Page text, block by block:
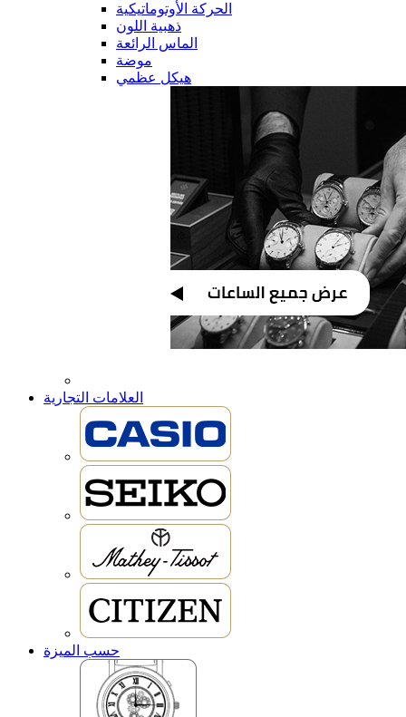
الحركة الأوتوماتيكية
ذهبية اللون
الماس الرائعة
موضة
هيكل عظمي
العلامات التجارية
حسب الميزة